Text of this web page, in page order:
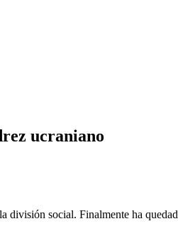
ucraniano
división social. Finalmente ha